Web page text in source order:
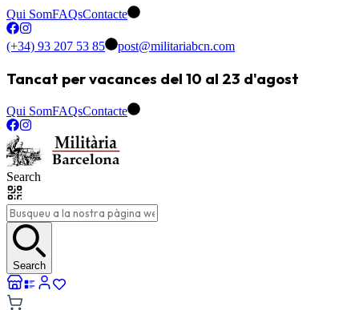
Qui SomFAQsContacte
(+34) 93 207 53 85 post@militariabcn.com
Tancat per vacances del 10 al 23 d'agost
Qui SomFAQsContacte
Search
Search